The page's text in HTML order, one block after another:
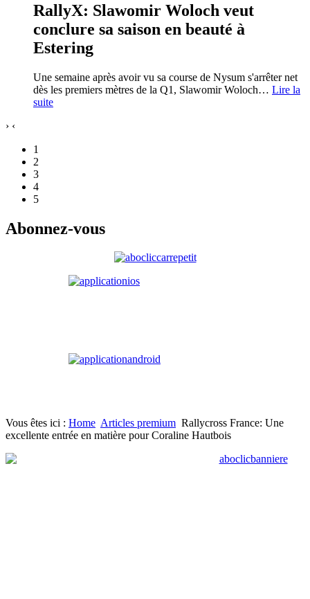
RallyX: Slawomir Woloch veut
conclure sa saison en beauté à
Estering
Une semaine après avoir vu sa course de Nysum s'arrêter net
dès les premiers mètres de la Q1, Slawomir Woloch… Lire la
suite
› ‹
1
2
3
4
5
Abonnez-vous
Vous êtes ici : Home Articles premium Rallycross France: Une
excellente entrée en matière pour Coraline Hautbois